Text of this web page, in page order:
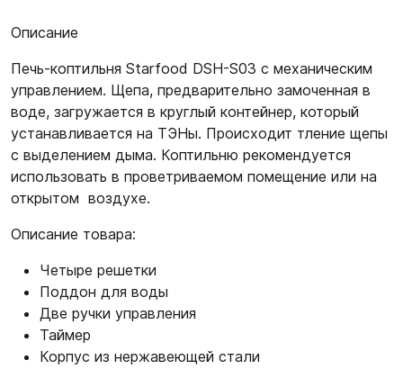
Описание
Печь-коптильня Starfood DSH-S03 с механическим
управлением. Щепа, предварительно замоченная в
воде, загружается в круглый контейнер, который
устанавливается на ТЭНы. Происходит тление щепы
с выделением дыма. Коптильню рекомендуется
использовать в проветриваемом помещение или на
открытом воздухе.
Описание товара:
Четыре решетки
Поддон для воды
Две ручки управления
Таймер
Корпус из нержавеющей стали